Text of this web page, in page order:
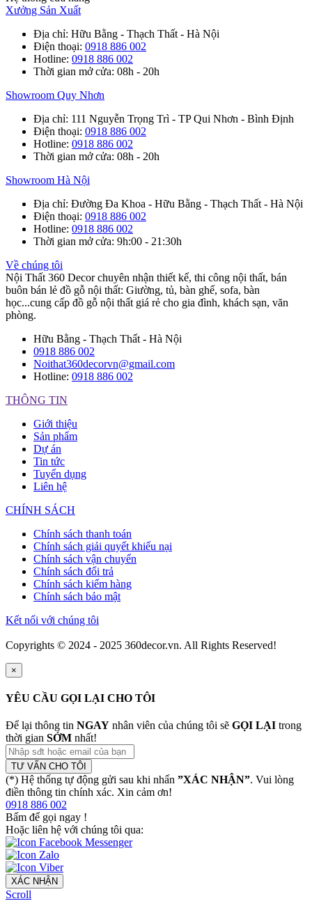
Xưởng Sản Xuất
Địa chỉ: Hữu Bằng - Thạch Thất - Hà Nội
Điện thoại: 0918 886 002
Hotline: 0918 886 002
Thời gian mở cửa: 08h - 20h
Showroom Quy Nhơn
Địa chỉ: 111 Nguyễn Trọng Trì - TP Qui Nhơn - Bình Định
Điện thoại: 0918 886 002
Hotline: 0918 886 002
Thời gian mở cửa: 08h - 20h
Showroom Hà Nội
Địa chỉ: Đường Đa Khoa - Hữu Bằng - Thạch Thất - Hà Nội
Điện thoại: 0918 886 002
Hotline: 0918 886 002
Thời gian mở cửa: 9h:00 - 21:30h
Về chúng tôi
Nội Thất 360 Decor chuyên nhận thiết kế, thi công nội thất, bán
buôn bán lẻ đồ gỗ nội thất: Giường, tủ, bàn ghế, sofa, bàn
học...cung cấp đồ gỗ nội thất giá rẻ cho gia đình, khách sạn, văn
phòng.
Hữu Bằng - Thạch Thất - Hà Nội
0918 886 002
Noithat360decorvn@gmail.com
Hotline: 0918 886 002
THÔNG TIN
Giới thiệu
Sản phẩm
Dự án
Tin tức
Tuyển dụng
Liên hệ
CHÍNH SÁCH
Chính sách thanh toán
Chính sách giải quyết khiếu nại
Chính sách vận chuyển
Chính sách đổi trả
Chính sách kiểm hàng
Chính sách bảo mật
Kết nối với chúng tôi
Copyrights © 2024 - 2025 360decor.vn. All Rights Reserved!
×
YÊU CẦU GỌI LẠI CHO TÔI
Để lại thông tin NGAY nhân viên của chúng tôi sẽ GỌI LẠI trong
thời gian SỚM nhất!
TƯ VẤN CHO TÔI
(*) Hệ thống tự động gửi sau khi nhấn ”XÁC NHẬN”. Vui lòng
điền thông tin chính xác. Xin cảm ơn!
0918 886 002
Bấm để gọi ngay !
Hoặc liên hệ với chúng tôi qua:
XÁC NHẬN
Scroll